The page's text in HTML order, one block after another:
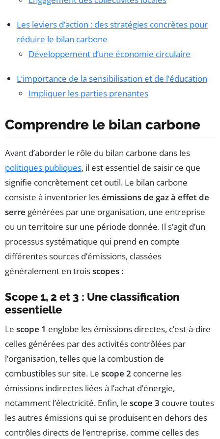
Les leviers d’action : des stratégies concrètes pour
réduire le bilan carbone
Développement d’une économie circulaire
L’importance de la sensibilisation et de l’éducation
Impliquer les parties prenantes
Comprendre le bilan carbone
Avant d’aborder le rôle du bilan carbone dans les
politiques publiques, il est essentiel de saisir ce que
signifie concrètement cet outil. Le bilan carbone
consiste à inventorier lesémissions de gaz à effet de
serre générées par une organisation, une entreprise
ou un territoire sur une période donnée. Il s’agit d’un
processus systématique qui prend en compte
différentes sources d’émissions, classées
généralement en troisscopes :
Scope 1, 2 et 3 : Une classification
essentielle
Le scope 1 englobe les émissions directes, c’est-à-dire
celles générées par des activités contrôlées par
l’organisation, telles que la combustion de
combustibles sur site. Le scope 2 concerne les
émissions indirectes liées à l’achat d’énergie,
notamment l’électricité. Enfin, le scope 3 couvre toutes
les autres émissions qui se produisent en dehors des
contrôles directs de l’entreprise, comme celles des